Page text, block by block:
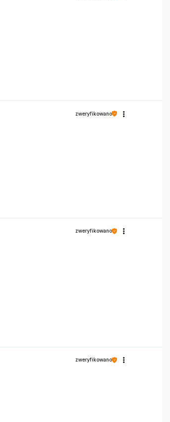
zweryfikowano
zweryfikowano
zweryfikowano